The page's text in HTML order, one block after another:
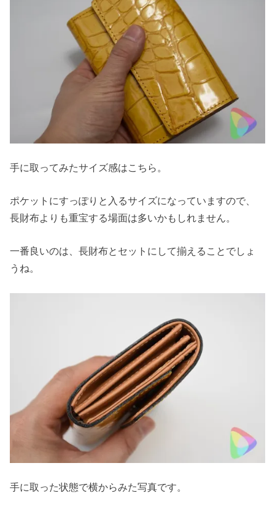
手に取ってみたサイズ感はこちら。
ポケットにすっぽりと入るサイズになっていますので、
長財布よりも重宝する場面は多いかもしれません。
一番良いのは、長財布とセットにして揃えることでしょ
うね。
手に取った状態で横からみた写真です。